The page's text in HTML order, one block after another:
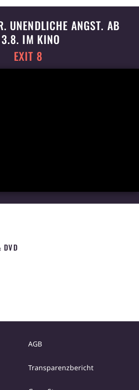
UNENDLICHE ANGST. AB
IM KINO
EXIT 8
DVD
AGB
Transparenzbericht